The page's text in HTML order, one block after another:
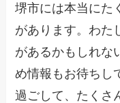
堺市には本当にた
があります。わた
があるかもしれな
め情報もお待ちし
過ごして、たくさ